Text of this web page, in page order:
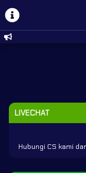
LIVECHAT
Hubungi CS kami